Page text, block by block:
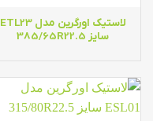
لاستیک اورگرین مدل ETL23
سایز 385/65R22.5